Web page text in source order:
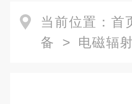
当前位置： 首
备 > 电磁辐